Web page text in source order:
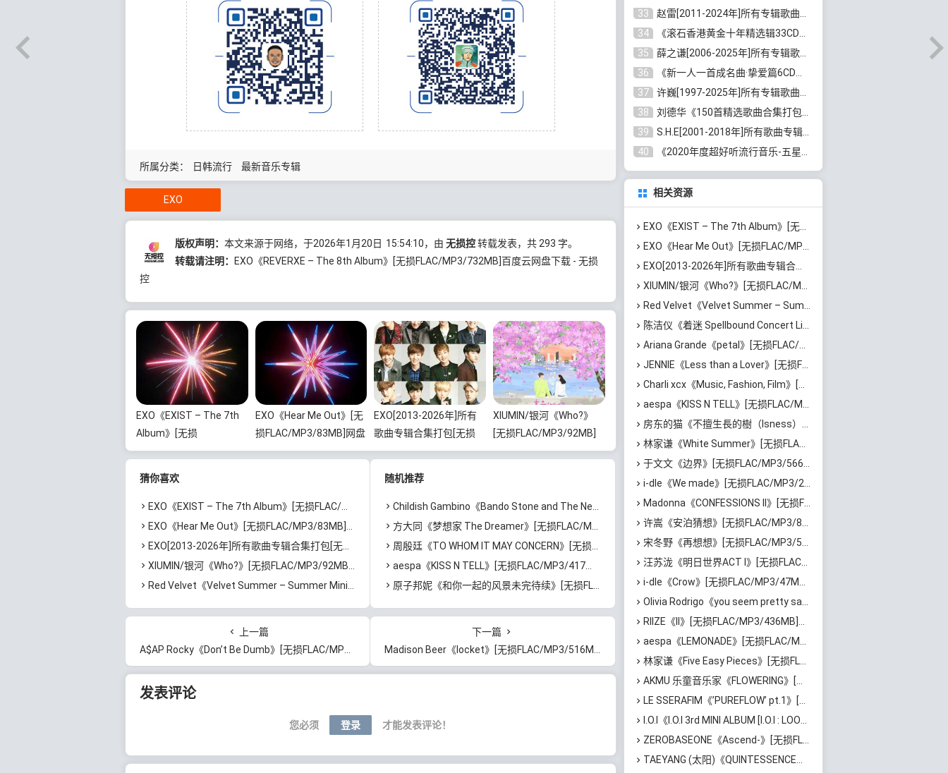
所属分类： 日韩流行 最新音乐专辑
EXO
版权声明： 本文来源于网络，于2026年1月20日 15:54:10，由 无损控转载发表，共 293 字。
转载请注明：
EXO《REVERXE – The 8th Album》[无损FLAC/MP3/732MB]百度云网盘下载 - 无损
控
EXO《EXIST – The 7th
Album》[无损
FLAC/MP3/767MB]百度
EXO《Hear Me Out》[无
损FLAC/MP3/83MB]网盘
下载
EXO[2013-2026年]所有
歌曲专辑合集打包[无损
FLAC/MP3/5.03GB]百度
XIUMIN/银河《Who?》
[无损FLAC/MP3/92MB]
百度云网盘下载
猜你喜欢
EXO《EXIST – The 7th Album》[无损FLAC/MP3/767MB]百度云网盘下载
EXO《Hear Me Out》[无损FLAC/MP3/83MB]网盘下载
EXO[2013-2026年]所有歌曲专辑合集打包[无损FLAC/MP3/5.03GB]百度云网盘下载
XIUMIN/银河《Who?》[无损FLAC/MP3/92MB]百度云网盘下载
Red Velvet《Velvet Summer – Summer Mini Album》[无损FLAC/MP3/372MB]百度云网盘下载
随机推荐
Childish Gambino《Bando Stone and The New World》[无损FLAC/MP3/878MB]百度云网盘下载
方大同《梦想家 The Dreamer》[无损FLAC/MP3/448MB]百度云网盘下载
周殷廷《TO WHOM IT MAY CONCERN》[无损FLAC/MP3/1.31GB]百度云网盘下载
aespa《KISS N TELL》[无损FLAC/MP3/417MB]百度云网盘下载
原子邦妮《和你一起的风景未完待续》[无损FLAC/MP3/655MB]百度云网盘下载
上一篇
A$AP Rocky《Don’t Be Dumb》[无损FLAC/MP3/1.21GB]百度云网盘下载
下一篇
Madison Beer《locket》[无损FLAC/MP3/516MB]百度云网盘下载
发表评论
您必须 登录 才能发表评论！
33
赵雷[2011-2024年]所有专辑歌曲打包[无损FLAC/MP3/2.64GB]百度云网盘下载
34
《滚石香港黄金十年精选辑33CD》[无损APE/WAV分轨/13.6GB]百度云网盘下载
35
薛之谦[2006-2025年]所有专辑歌曲合集[无损FLAC/MP3/5.20GB]百度云网盘下载
36
《新一人一首成名曲·挚爱篇6CD》[无损MP3/DTS/WAV分轨/4.43GB]百度云网盘下载
37
许巍[1997-2025年]所有专辑歌曲合集打包[无损FLAC/MP3/7.48GB]百度云网盘下载
38
刘德华《150首精选歌曲合集打包》[无损FLAC/MP3/5.26GB]百度云网盘下载
39
S.H.E[2001-2018年]所有歌曲专辑打包[无损FLAC/MP3/16.05GB]百度云网盘下载
40
《2020年度超好听流行音乐-五星珍藏版10CD》[无损WAV/MP3/6.77GB]百度云网盘下载
相关资源
EXO《EXIST – The 7th Album》[无损FLAC/MP3/767MB]百度云网盘下载
EXO《Hear Me Out》[无损FLAC/MP3/83MB]网盘下载
EXO[2013-2026年]所有歌曲专辑合集打包[无损FLAC/MP3/5.03GB]百度云网盘下载
XIUMIN/银河《Who?》[无损FLAC/MP3/92MB]百度云网盘下载
Red Velvet《Velvet Summer – Summer Mini Album》[无损FLAC/MP3/372MB]百度云网盘下载
陈洁仪《着迷 Spellbound Concert Live Recording: 10th Anniversary (Live)》[无损FLAC/MP3/671MB]百度云网盘下载
Ariana Grande《petal》[无损FLAC/MP3/544MB]百度云网盘下载
JENNIE《Less than a Lover》[无损FLAC/MP3/37MB]百度云网盘下载
Charli xcx《Music, Fashion, Film》[无损FLAC/MP3/639MB]百度云网盘下载
aespa《KISS N TELL》[无损FLAC/MP3/417MB]百度云网盘下载
房东的猫《不擅生長的樹（Isness）》[无损FLAC/MP3/252MB]百度云网盘下载
林家谦《White Summer》[无损FLAC/MP3/1.81GB]百度云网盘下载
于文文《边界》[无损FLAC/MP3/566MB]百度云网盘下载
i-dle《We made》[无损FLAC/MP3/205MB]百度云网盘下载
Madonna《CONFESSIONS II》[无损FLAC/MP3/1.15GB]百度云网盘下载
许嵩《安泊猜想》[无损FLAC/MP3/801MB]百度云网盘下载
宋冬野《再想想》[无损FLAC/MP3/513MB]百度云网盘下载
汪苏泷《明日世界ACT I》[无损FLAC/MP3/861MB]百度云网盘下载
i-dle《Crow》[无损FLAC/MP3/47MB]百度云网盘下载
Olivia Rodrigo《you seem pretty sad for a girl so in love》[无损FLAC/MP3/745MB]百度云网盘下载
RIIZE《II》[无损FLAC/MP3/436MB]百度云网盘下载
aespa《LEMONADE》[无损FLAC/MP3/674MB]百度云网盘下载
林家谦《Five Easy Pieces》[无损FLAC/MP3/223MB]百度云网盘下载
AKMU 乐童音乐家《FLOWERING》[无损FLAC/MP3/530MB]百度云网盘下载
LE SSERAFIM《’PUREFLOW’ pt.1》[无损FLAC/MP3/386MB]百度云网盘下载
I.O.I《I.O.I 3rd MINI ALBUM [I.O.I : LOOP]》[无损FLAC/MP3/486MB]百度云网盘下载
ZEROBASEONE《Ascend-》[无损FLAC/MP3/444MB]百度云网盘下载
TAEYANG (太阳)《QUINTESSENCE》[无损FLAC/MP3/421MB]百度云网盘下载